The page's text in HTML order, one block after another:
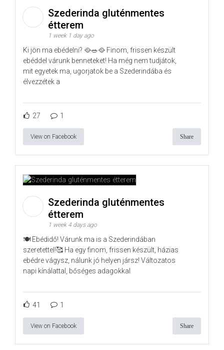
Szederinda gluténmentes
étterem
1 week 1 day ago
Ki jön ma ebédelni? 🥘🥗🥘 Finom, frissen készült
ebéddel várunk benneteket! Ha még nem tudjátok,
mit egyetek ma, ugorjatok be a Szederindába és
élvezzétek a
27 1
View on Facebook Share
Szederinda gluténmentes
étterem
1 week 4 days ago
🍽️ Ebédidő! Várunk ma is a Szederindában
szeretettel!🥰 Ha egy finom, frissen készült, házias
ebédre vágysz, nálunk jó helyen jársz! Változatos
napi kínálattal, bőséges adagokkal
41 1
View on Facebook Share